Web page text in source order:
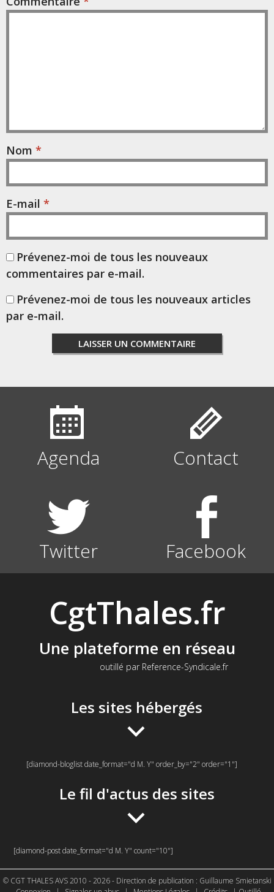
Nom *
E-mail *
Prévenez-moi de tous les nouveaux
commentaires par e-mail.
Prévenez-moi de tous les nouveaux articles
par e-mail.
Agenda Contact
Twitter Facebook
CgtThales.fr
Une plateforme en réseau
outillé par Reference-Syndicale.fr
Les sites hébergés
[diamond-bloglist date_format="d M. Y" order_by="2" order="1"]
Le fil d'actus des sites
[diamond-post date_format="d M. Y" count="10"]
© CGT THALES AVS 2010 - 2026 - Direction de publication : Guillaume Smietanski